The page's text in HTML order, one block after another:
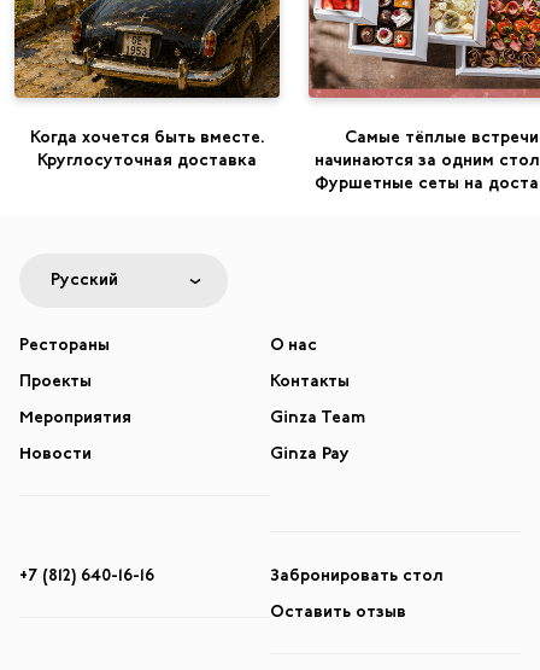
Когда хочется быть вместе.
Круглосуточная доставка
Самые тёплые встречи
начинаются за одним
Фуршетные сеты на
Русский
Рестораны
Проекты
Мероприятия
Новости
О нас
Контакты
Ginza Team
Ginza Pay
+7 (812) 640-16-16
Забронировать стол
Оставить отзыв